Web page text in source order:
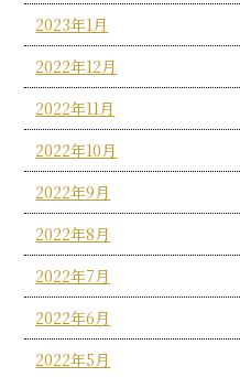
2023年1月
2022年12月
2022年11月
2022年10月
2022年9月
2022年8月
2022年7月
2022年6月
2022年5月